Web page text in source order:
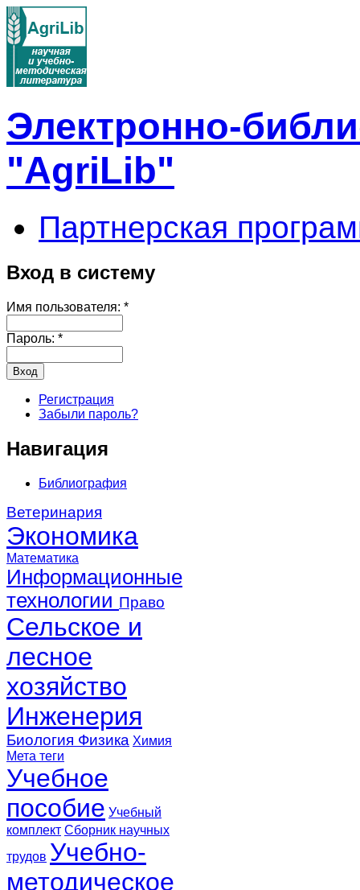
Электронно-
"AgriLib"
Партнерская
Вход в систему
Имя пользователя: *
Пароль: *
Регистрация
Забыли пароль?
Навигация
Библиография
Ветеринария
Экономика
Математика
Информационные
технологии Право
Сельское и
лесное
хозяйство
Инженерия
Биология Физика Химия
Мета теги
Учебное
пособие Учебный
комплект Сборник научных
трудов Учебно-
методическое